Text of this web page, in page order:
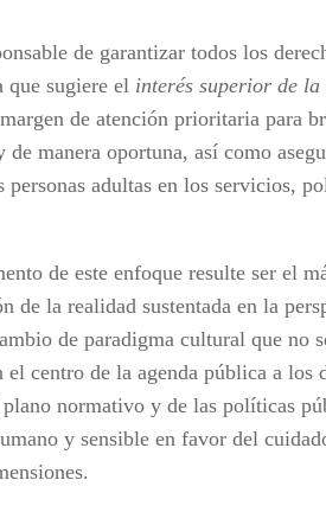
de garantizar todos los
sugiere el interés superior de
de atención prioritaria para
manera oportuna, así como
personas adultas en los servicios,
de este enfoque resulte ser el
de la realidad sustentada en la
de paradigma cultural que no
el centro de la agenda pública a los
normativo y de las políticas
y sensible en favor del